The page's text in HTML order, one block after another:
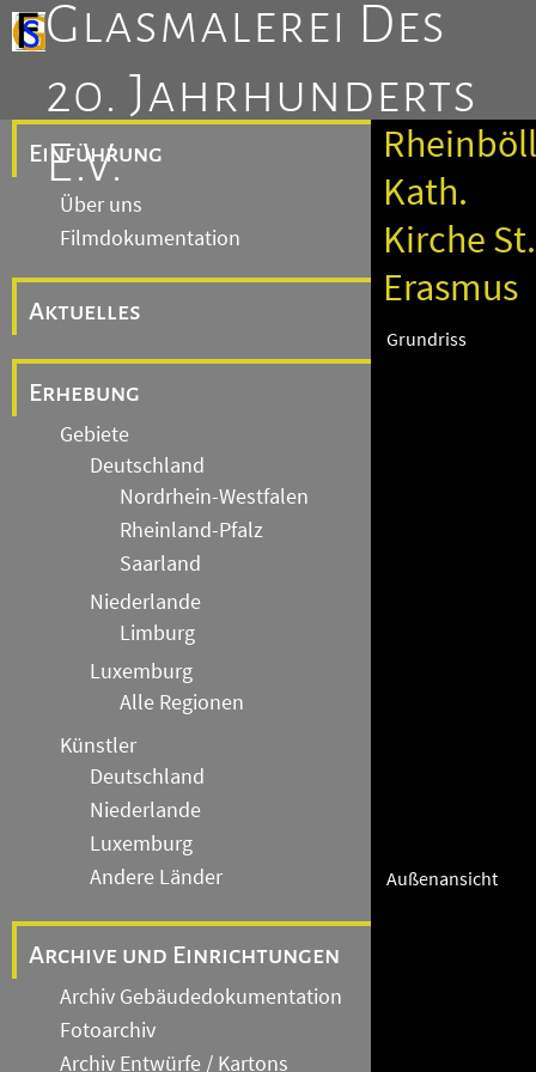
Glasmalerei Des
20. Jahrhunderts
E.V.
Einführung
Über uns
Filmdokumentation
Aktuelles
Erhebung
Gebiete
Deutschland
Nordrhein-Westfalen
Rheinland-Pfalz
Saarland
Niederlande
Limburg
Luxemburg
Alle Regionen
Künstler
Deutschland
Niederlande
Luxemburg
Andere Länder
Archive und Einrichtungen
Archiv Gebäudedokumentation
Fotoarchiv
Archiv Entwürfe / Kartons
Kath.
Kirche St.
Erasmus
Grundriss
Außenansicht